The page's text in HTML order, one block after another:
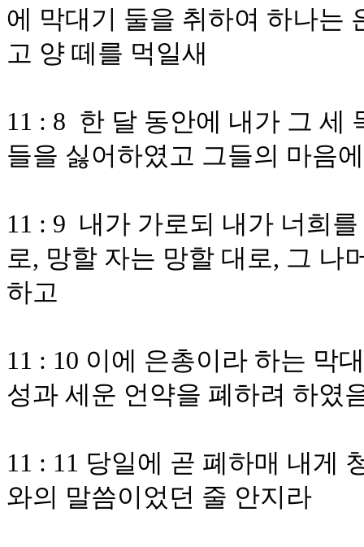
에 막대기 둘을 취하여 하나는
고 양 떼를 먹일새
11 : 8 한 달 동안에 내가 그 세
들을 싫어하였고 그들의 마음
11 : 9 내가 가로되 내가 너희
로, 망할 자는 망할 대로, 그 나
하고
11 : 10 이에 은총이라 하는 막
성과 세운 언약을 폐하려 하였
11 : 11 당일에 곧 폐하매 내게
와의 말씀이었던 줄 안지라